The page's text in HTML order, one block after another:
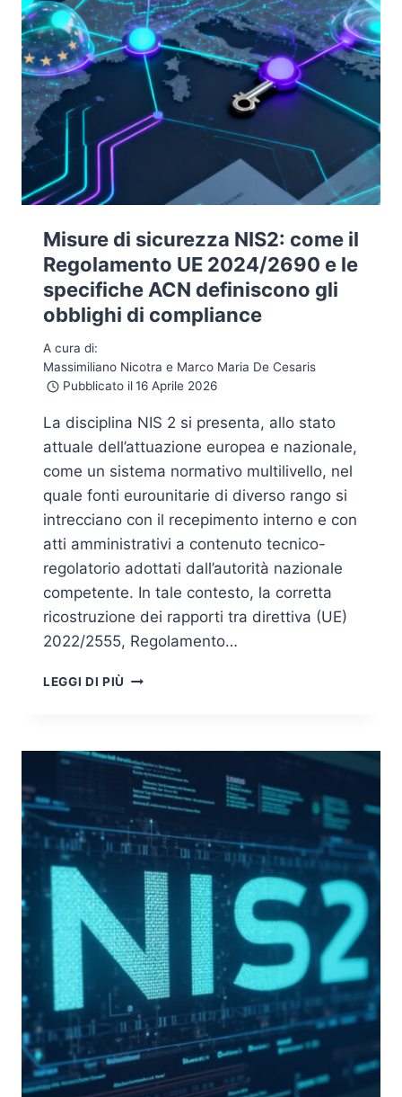
Misure di sicurezza NIS2: come il
Regolamento UE 2024/2690 e le
specifiche ACN definiscono gli
obblighi di compliance
A cura di:
Massimiliano Nicotra e Marco Maria De Cesaris
Pubblicato il 16 Aprile 2026
La disciplina NIS 2 si presenta, allo stato
attuale dell’attuazione europea e nazionale,
come un sistema normativo multilivello, nel
quale fonti eurounitarie di diverso rango si
intrecciano con il recepimento interno e con
atti amministrativi a contenuto tecnico-
regolatorio adottati dall’autorità nazionale
competente. In tale contesto, la corretta
ricostruzione dei rapporti tra direttiva (UE)
2022/2555, Regolamento…
LEGGI DI PIÙ MISURE
COME
IL
REGOLAMENTO
UE
2024/2690
E
SPECIFICHE
ACN
DEFINISCONO
GLI
OBBLIGHI
DI
COMPLIANCE